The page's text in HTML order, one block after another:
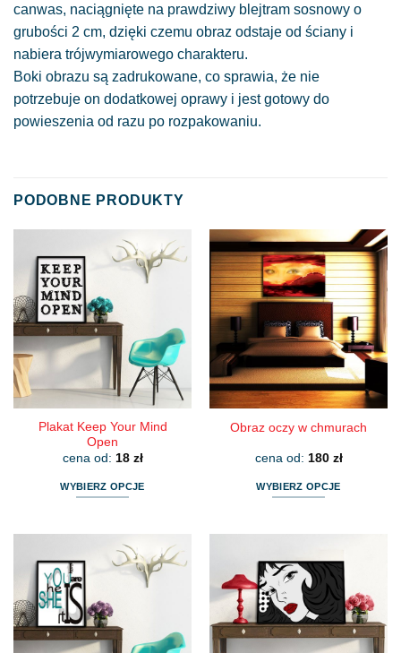
canwas, naciągnięte na prawdziwy blejtram sosnowy o
grubości 2 cm, dzięki czemu obraz odstaje od ściany i
nabiera trójwymiarowego charakteru.
Boki obrazu są zadrukowane, co sprawia, że nie
potrzebuje on dodatkowej oprawy i jest gotowy do
powieszenia od razu po rozpakowaniu.
PODOBNE PRODUKTY
Plakat Keep Your Mind
Open
cena od: 18 zł
WYBIERZ OPCJE
wiele
wariantów.
Opcje
można
wybrać
Obraz oczy w chmurach
cena od: 180 zł
WYBIERZ OPCJE
wiele
wariantów.
Opcje
można
wybrać